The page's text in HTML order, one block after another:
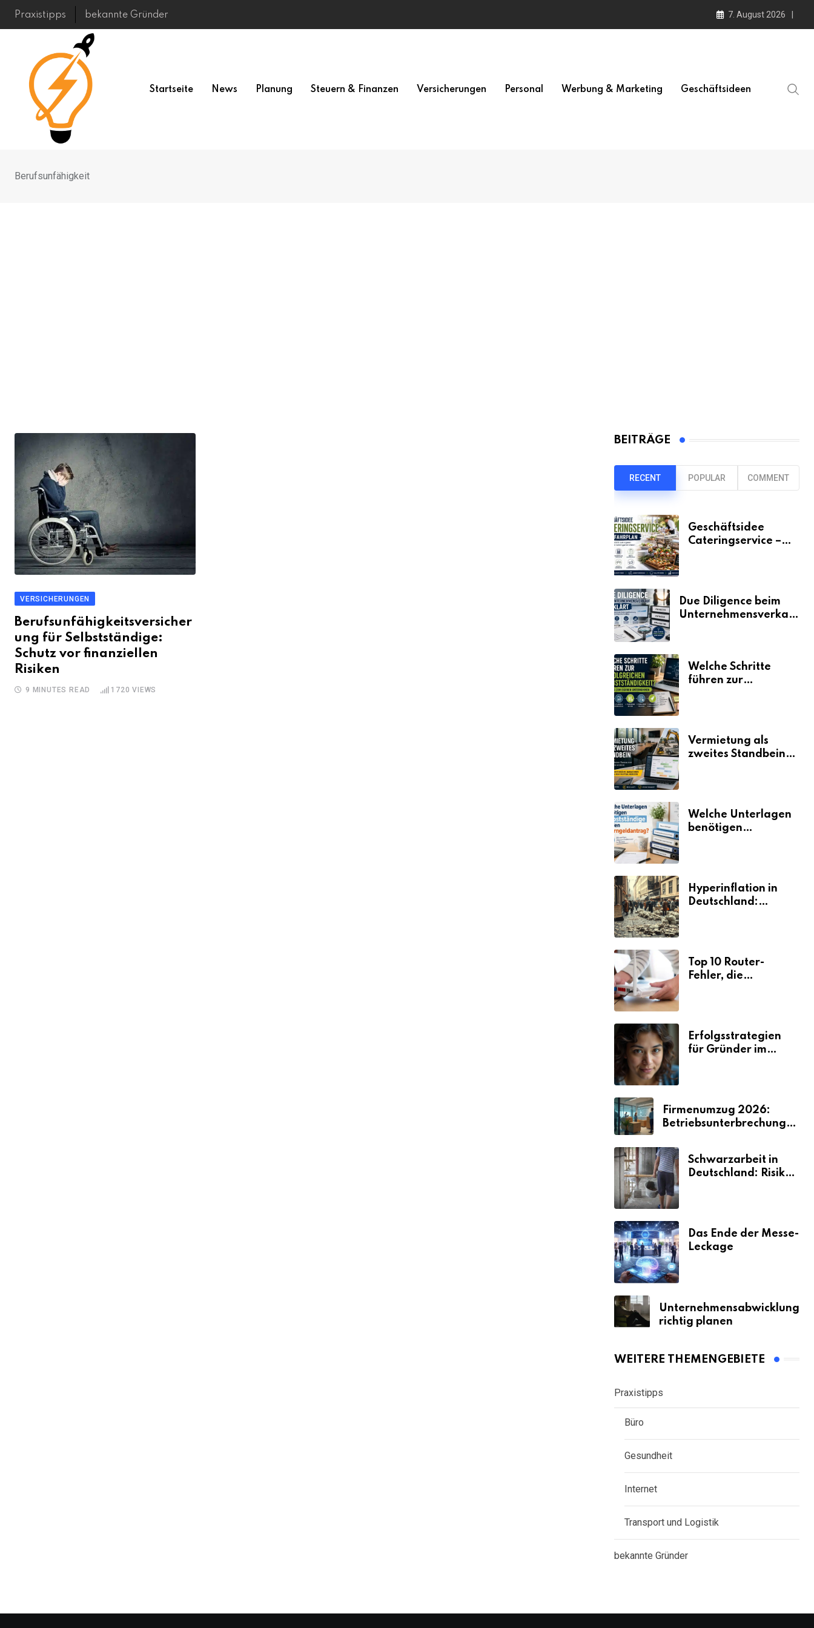
Skip
Praxistipps bekannte Gründer 7. August 2026
Startseite News Planung Steuern & Finanzen Versicherungen Personal Werbung & Marketing Geschäftsideen
Berufsunfähigkeit
VERSICHERUNGEN
Berufsunfähigkeitsversicher
ung für Selbstständige:
Schutz vor finanziellen
Risiken
9 MINUTES READ 1720 VIEWS
BEITRÄGE
RECENT POPULAR COMMENT
Geschäftsidee
Cateringservice –
Due Diligence beim
Unternehmensverkauf
Welche Schritte
führen zur
Vermietung als
zweites Standbein:
Umsätze machen
Welche Unterlagen
benötigen
Hyperinflation in
Deutschland:
Top 10 Router-
Fehler, die
Erfolgsstrategien
für Gründer im
Firmenumzug 2026:
Betriebsunterbrechungen
Schwarzarbeit in
Deutschland: Risiken
Das Ende der Messe-
Leckage
Unternehmensabwicklung
richtig planen
WEITERE THEMENGEBIETE
Praxistipps
Büro
Gesundheit
Internet
Transport und Logistik
bekannte Gründer